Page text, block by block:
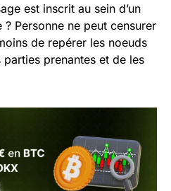
est inscrit au sein d’un
? Personne ne peut censurer
de repérer les noeuds
prenantes et de les